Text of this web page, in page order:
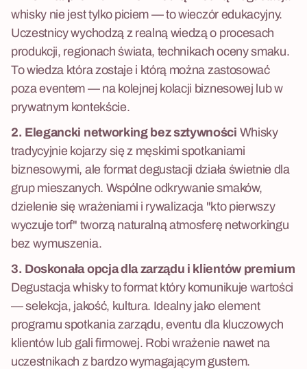
whisky nie jest tylko piciem — to wieczór edukacyjny.
Uczestnicy wychodzą z realną wiedzą o procesach
produkcji, regionach świata, technikach oceny smaku.
To wiedza która zostaje i którą można zastosować
poza eventem — na kolejnej kolacji biznesowej lub w
prywatnym kontekście.
2. Elegancki networking bez sztywności Whisky
tradycyjnie kojarzy się z męskimi spotkaniami
biznesowymi, ale format degustacji działa świetnie dla
grup mieszanych. Wspólne odkrywanie smaków,
dzielenie się wrażeniami i rywalizacja "kto pierwszy
wyczuje torf" tworzą naturalną atmosferę networkingu
bez wymuszenia.
3. Doskonała opcja dla zarządu i klientów premium
Degustacja whisky to format który komunikuje wartości
— selekcja, jakość, kultura. Idealny jako element
programu spotkania zarządu, eventu dla kluczowych
klientów lub gali firmowej. Robi wrażenie nawet na
uczestnikach z bardzo wymagającym gustem.